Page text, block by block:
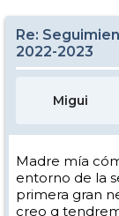
Re:
2022-2023
Migui
Madre mía
entorno de la
primera gran
creo q